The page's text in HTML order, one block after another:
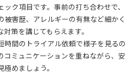
ク項目です。事前の打ち合わせで、
被害歴、アレルギーの有無など細かく
策を講じてもらえます。
時間のトライアル依頼で様子を見るの
コミュニケーションを重ねながら、安
めましょう。